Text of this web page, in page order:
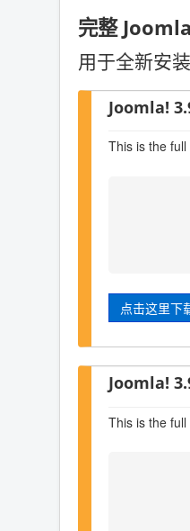
完整
用于全新安
Joomla!
This is the
点击这里下
Joomla!
This is the